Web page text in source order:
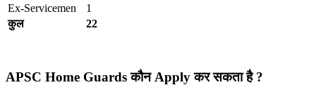
Ex-Servicemen
1
कुल
22
APSC Home Guards कौन Applyकर सकता है ?